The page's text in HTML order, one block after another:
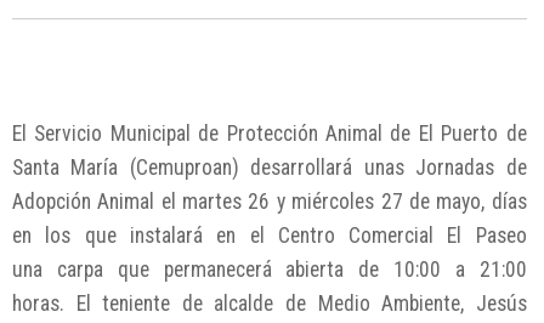
El Servicio Municipal de Protección Animal de El Puerto de
Santa María (Cemuproan) desarrollará unas Jornadas de
Adopción Animal el martes 26 y miércoles 27 de mayo, días
en los que instalará en el Centro Comercial El Paseo
una carpa que permanecerá abierta de 10:00 a 21:00
horas. El teniente de alcalde de Medio Ambiente, Jesús